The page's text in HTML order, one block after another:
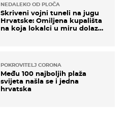
NEDALEKO OD PLOČA
Skriveni vojni tuneli na jugu
Hrvatske: Omiljena kupališta
na koja lokalci u miru dolaze
POKROVITELJ CORONA
Među 100 najboljih plaža
svijeta našla se i jedna
hrvatska